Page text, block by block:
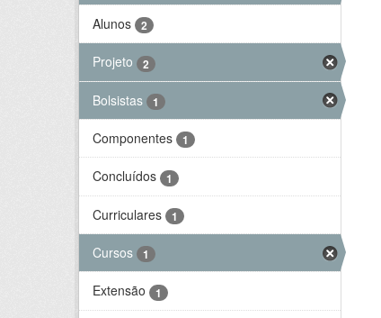
Alunos 2
Projeto 2
Bolsistas 1
Componentes 1
Concluídos 1
Curriculares 1
Cursos 1
Extensão 1